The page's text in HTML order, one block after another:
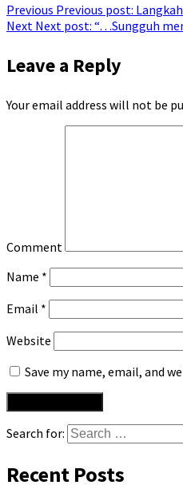
Previous Previous post:
Next Next post: “…Sungguh
Leave a Reply
Your email address will not be
Comment
Name *
Email *
Website
Save my name, email, and
Search for:
Recent Posts